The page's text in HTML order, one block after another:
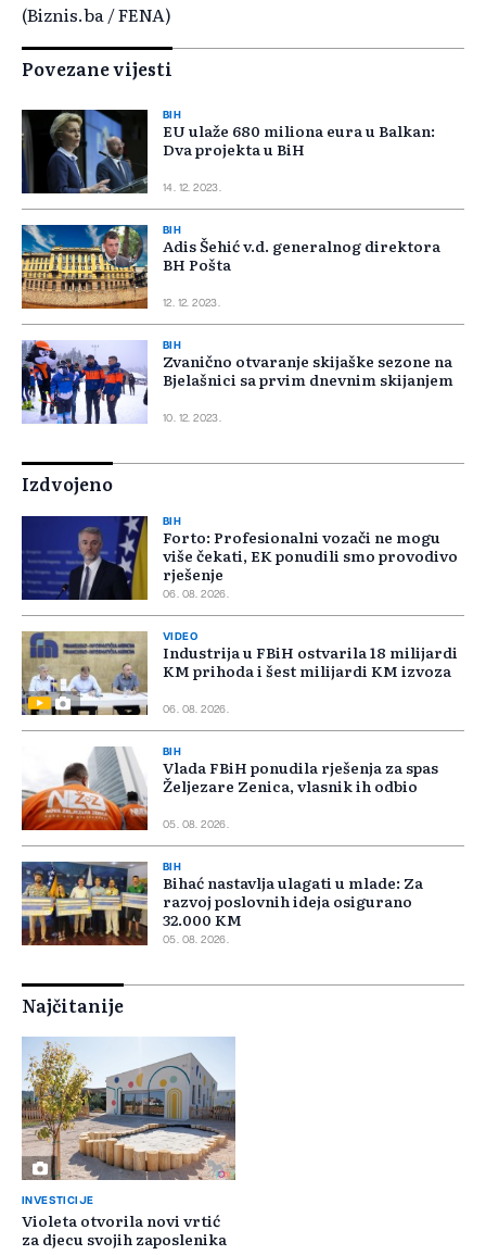
(Biznis.ba / FENA)
Povezane vijesti
BIH
EU ulaže 680 miliona eura u Balkan:
Dva projekta u BiH
14. 12. 2023.
BIH
Adis Šehić v.d. generalnog direktora
BH Pošta
12. 12. 2023.
BIH
Zvanično otvaranje skijaške sezone na
Bjelašnici sa prvim dnevnim skijanjem
10. 12. 2023.
Izdvojeno
BIH
Forto: Profesionalni vozači ne mogu
više čekati, EK ponudili smo provodivo
rješenje
06. 08. 2026.
VIDEO
Industrija u FBiH ostvarila 18 milijardi
KM prihoda i šest milijardi KM izvoza
06. 08. 2026.
BIH
Vlada FBiH ponudila rješenja za spas
Željezare Zenica, vlasnik ih odbio
05. 08. 2026.
BIH
Bihać nastavlja ulagati u mlade: Za
razvoj poslovnih ideja osigurano
32.000 KM
05. 08. 2026.
Najčitanije
INVESTICIJE
Violeta otvorila novi vrtić
za djecu svojih zaposlenika